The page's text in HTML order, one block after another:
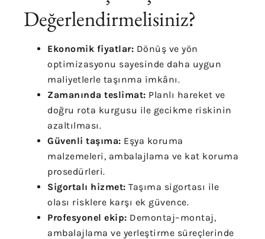
Değerlendirmelisiniz?
Ekonomik fiyatlar: Dönüş ve yön
optimizasyonu sayesinde daha uygun
maliyetlerle taşınma imkânı.
Zamanında teslimat: Planlı hareket ve
doğru rota kurgusu ile gecikme riskinin
azaltılması.
Güvenli taşıma: Eşya koruma
malzemeleri, ambalajlama ve kat koruma
prosedürleri.
Sigortalı hizmet: Taşıma sigortası ile
olası risklere karşı ek güvence.
Profesyonel ekip: Demontaj–montaj,
ambalajlama ve yerleştirme süreçlerinde